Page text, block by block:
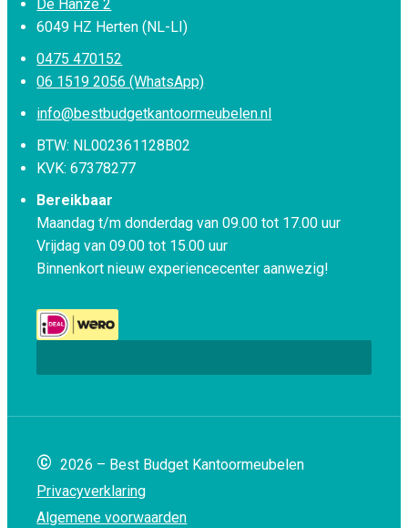
De Hanze 2
6049 HZ Herten (NL-LI)
0475 470152
06 1519 2056 (WhatsApp)
info@bestbudgetkantoormeubelen.nl
BTW: NL002361128B02
KVK: 67378277
Bereikbaar
Maandag t/m donderdag van 09.00 tot 17.00 uur
Vrijdag van 09.00 tot 15.00 uur
Binnenkort nieuw experiencecenter aanwezig!
© 2026 – Best Budget Kantoormeubelen
Privacyverklaring
Algemene voorwaarden